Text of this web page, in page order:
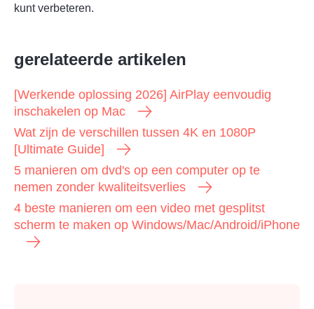
kunt verbeteren.
gerelateerde artikelen
[Werkende oplossing 2026] AirPlay eenvoudig
inschakelen op Mac
Wat zijn de verschillen tussen 4K en 1080P
[Ultimate Guide]
5 manieren om dvd's op een computer op te
nemen zonder kwaliteitsverlies
4 beste manieren om een video met gesplitst
scherm te maken op Windows/Mac/Android/iPhone